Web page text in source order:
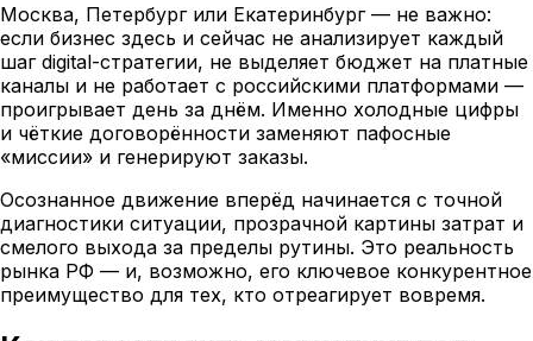
Москва, Петербург или Екатеринбург — не важно:
если бизнес здесь и сейчас не анализирует каждый
шаг digital-стратегии, не выделяет бюджет на платные
каналы и не работает с российскими платформами —
проигрывает день за днём. Именно холодные цифры
и чёткие договорённости заменяют пафосные
«миссии» и генерируют заказы.
Осознанное движение вперёд начинается с точной
диагностики ситуации, прозрачной картины затрат и
смелого выхода за пределы рутины. Это реальность
рынка РФ — и, возможно, его ключевое конкурентное
преимущество для тех, кто отреагирует вовремя.